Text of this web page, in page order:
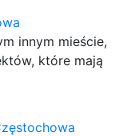
innym mieście,
które mają